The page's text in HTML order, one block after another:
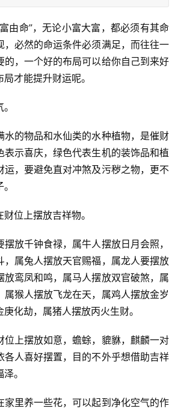
命”，无论小富大富，都必须有其命
，必然的命运条件必须满足，而往往一
的，一个好的布局可以给你自己到来好
才能提升财运呢。
的物品和水仙类的水种植物，是催财
表示喜庆，绿色代表生机的装饰品和植
运，要避免直对冲煞及污秽之物，更不
位上摆放吉祥物。
千钟食禄，属牛人摆放日月会照，
，属兔人摆放天官赐福，属龙人要摆放
放鸾凤和鸣，属马人摆放双官破煞，属
属猴人摆放飞龙在天，属鸡人摆放金岁
化劫，属猪人摆放丙火生财。
上摆放如意，蟾蜍，貔貅，麒麟一对
各人喜好摆置，目的不外乎想借助吉祥
。
里养一些花，可以起到净化空气的作